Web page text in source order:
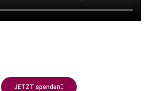
JETZT spenden